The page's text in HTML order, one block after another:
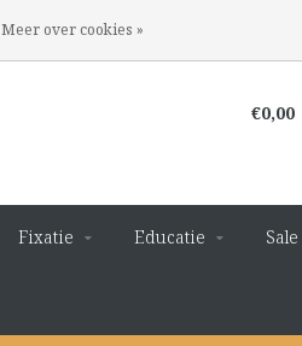
€0,00
Fixatie Educatie Sale
Meer over cookies »